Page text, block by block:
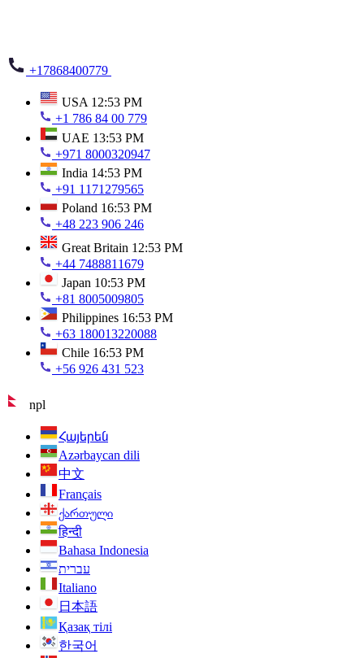
+17868400779
USA 12:53 PM
+1 786 84 00 779
UAE 13:53 PM
+971 8000320947
India 14:53 PM
+91 1171279565
Poland 16:53 PM
+48 223 906 246
Great Britain 12:53 PM
+44 7488811679
Japan 10:53 PM
+81 8005009805
Philippines 16:53 PM
+63 180013220088
Chile 16:53 PM
+56 926 431 523
npl
Հայերեն
Azərbaycan dili
中文
Français
ქართული
हिन्दी
Bahasa Indonesia
עברית
Italiano
日本語
Қазақ тілі
한국어